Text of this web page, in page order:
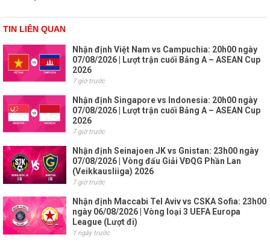
TIN LIÊN QUAN
Nhận định Việt Nam vs Campuchia: 20h00 ngày
07/08/2026 | Lượt trận cuối Bảng A – ASEAN Cup
2026
7 giờ trước
Nhận định Singapore vs Indonesia: 20h00 ngày
07/08/2026 | Lượt trận cuối Bảng A – ASEAN Cup
2026
7 giờ trước
Nhận định Seinajoen JK vs Gnistan: 23h00 ngày
07/08/2026 | Vòng đấu Giải VĐQG Phần Lan
(Veikkausliiga) 2026
7 giờ trước
Nhận định Maccabi Tel Aviv vs CSKA Sofia: 23h00
ngày 06/08/2026 | Vòng loại 3 UEFA Europa
League (Lượt đi)
1 ngày trước